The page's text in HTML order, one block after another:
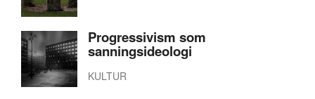
Progressivism som
sanningsideologi
KULTUR